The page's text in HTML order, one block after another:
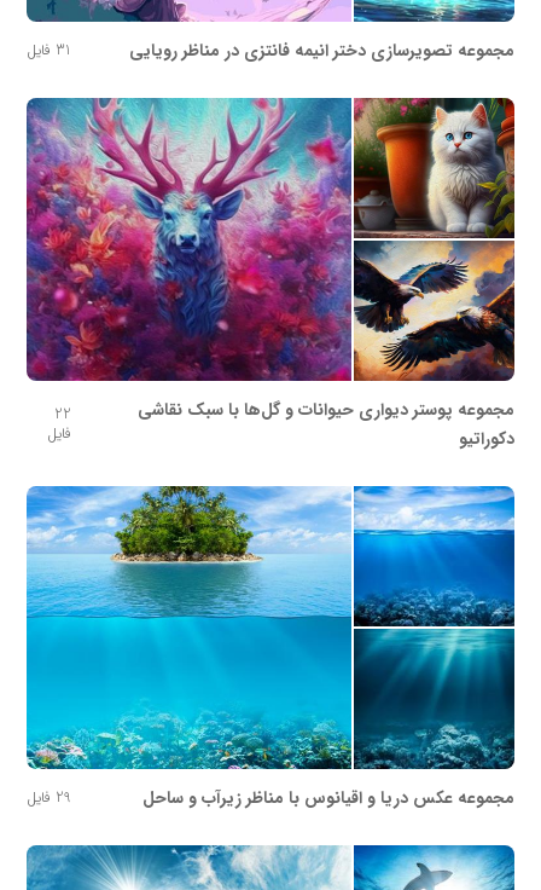
مجموعه تصویرسازی دختر انیمه فانتزی در مناظر رویایی 31 فایل
مجموعه پوستر دیواری حیوانات و گل‌ها با سبک نقاشی
دکوراتیو
22
فایل
مجموعه عکس دریا و اقیانوس با مناظر زیرآب و ساحل 29 فایل